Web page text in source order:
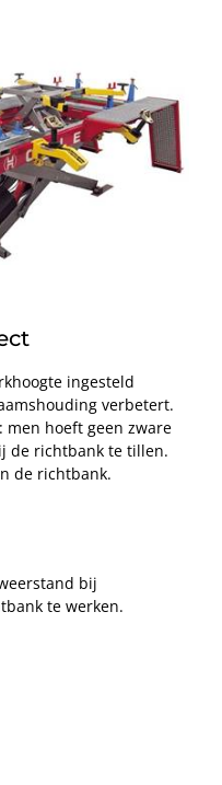
ingesteld
verbetert.
men hoeft geen zware
de richtbank te tillen.
de richtbank.
bij
te werken.